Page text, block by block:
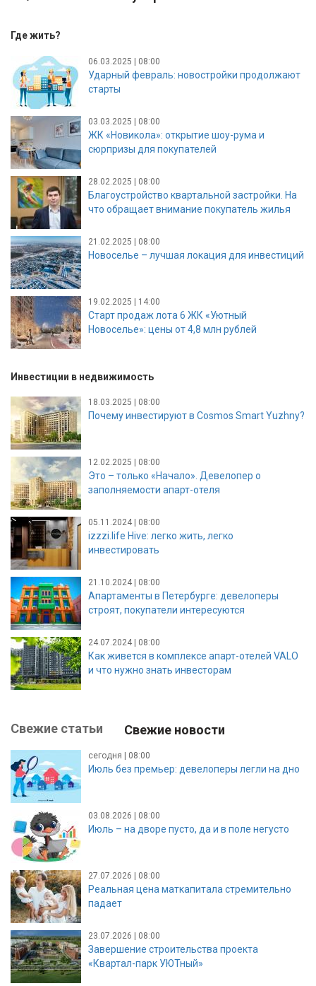
Где жить?
06.03.2025 | 08:00
Ударный февраль: новостройки продолжают
старты
03.03.2025 | 08:00
ЖК «Новикола»: открытие шоу-рума и
сюрпризы для покупателей
28.02.2025 | 08:00
Благоустройство квартальной застройки. На
что обращает внимание покупатель жилья
21.02.2025 | 08:00
Новоселье – лучшая локация для инвестиций
19.02.2025 | 14:00
Старт продаж лота 6 ЖК «Уютный
Новоселье»: цены от 4,8 млн рублей
Инвестиции в недвижимость
18.03.2025 | 08:00
Почему инвестируют в Cosmos Smart Yuzhny?
12.02.2025 | 08:00
Это – только «Начало». Девелопер о
заполняемости апарт-отеля
05.11.2024 | 08:00
izzzi.life Hive: легко жить, легко
инвестировать
21.10.2024 | 08:00
Апартаменты в Петербурге: девелоперы
строят, покупатели интересуются
24.07.2024 | 08:00
Как живется в комплексе апарт-отелей VALO
и что нужно знать инвесторам
Свежие статьи Свежие новости
сегодня | 08:00
Июль без премьер: девелоперы легли на дно
03.08.2026 | 08:00
Июль – на дворе пусто, да и в поле негусто
27.07.2026 | 08:00
Реальная цена маткапитала стремительно
падает
23.07.2026 | 08:00
Завершение строительства проекта
«Квартал-парк УЮТный»